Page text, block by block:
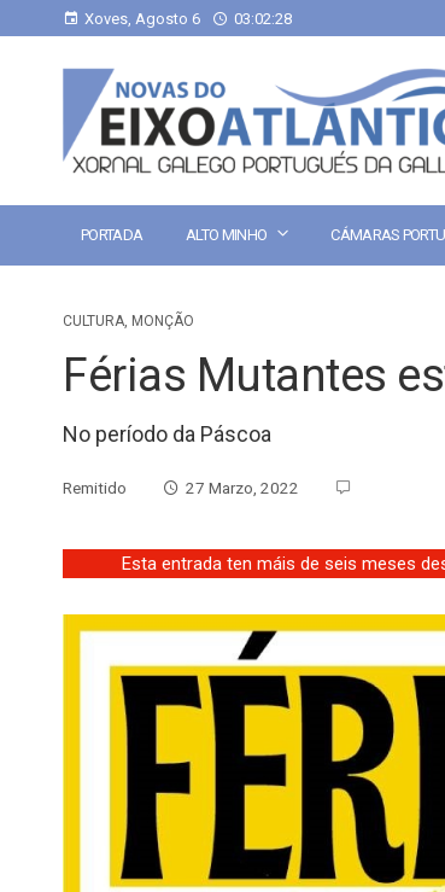
Xoves, Agosto 6 03:02:28
PORTADA ALTO MINHO CÁMARAS
CULTURA, MONÇÃO
Férias Mutantes
No período da Páscoa
Remitido 27 Marzo, 2022
Esta entrada ten máis de seis meses